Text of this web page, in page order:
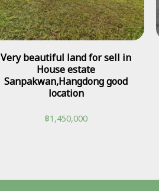
Very beautiful land for sell in
House estate
Sanpakwan,Hangdong good
location
฿1,450,000